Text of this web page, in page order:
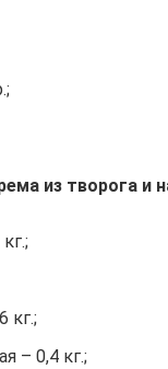
из творога и
кг.;
– 0,4 кг.;